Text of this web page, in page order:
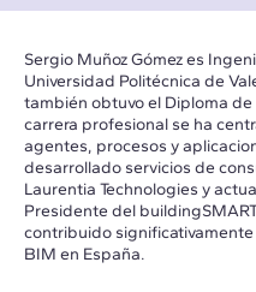
Sergio Muñoz Gómez es
Universidad Politécnica de
también obtuvo el Diploma
carrera profesional se ha
agentes, procesos y
desarrollado servicios de
Laurentia Technologies y
Presidente del
contribuido
BIM en España.